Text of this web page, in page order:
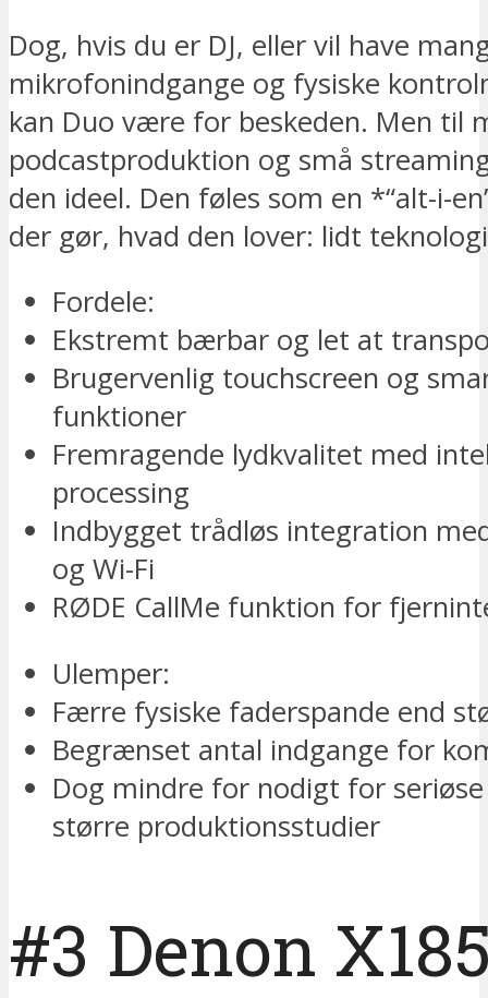
Dog, hvis du er DJ, eller vil have
mikrofonindgange og fysiske
kan Duo være for beskeden. Men til
podcastproduktion og små
den ideel. Den føles som en *“alt-i-
der gør, hvad den lover: lidt
Fordele:
Ekstremt bærbar og let at
Brugervenlig touchscreen og
funktioner
Fremragende lydkvalitet med
processing
Indbygget trådløs integration
og Wi-Fi
RØDE CallMe funktion for
Ulemper:
Færre fysiske faderspande end
Begrænset antal indgange for
Dog mindre for nodigt for seriøse
større produktionsstudier
#3 Denon